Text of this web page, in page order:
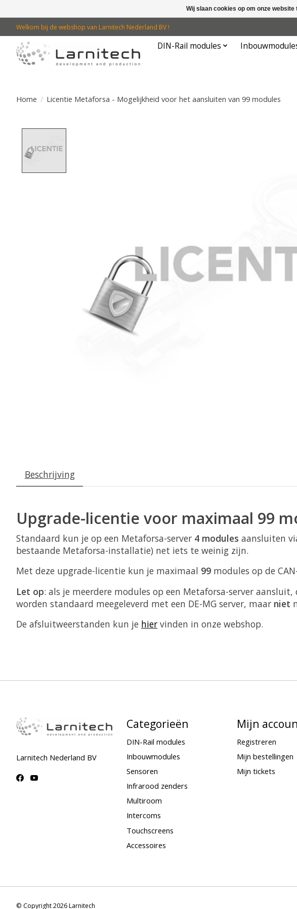
Welkom bij de webshop van Larnitech Nederland BV !
DIN-Rail modules
Home / Licentie Metaforsa - Mogelijkheid voor het aansluiten van 99 modules
Beschrijving
Upgrade-licentie voor maximaal 99
Standaard kun je op een Metaforsa-server 4 modules aansluiten
bestaande Metaforsa-installatie) net iets te weinig zijn.
Met deze upgrade-licentie kun je maximaal 99 modules op de
Let op: als je meerdere modules op een Metaforsa-server
worden standaard meegeleverd met een DE-MG server, maar niet
De afsluitweerstanden kun je hier vinden in onze webshop.
Larnitech Nederland BV
Categorieën
DIN-Rail modules
Inbouwmodules
Sensoren
Infrarood zenders
Multiroom
Intercoms
Touchscreens
Accessoires
Mijn
Registreren
Mijn bestellingen
Mijn tickets
© Copyright 2026 Larnitech
Wij slaan cookies op om onze